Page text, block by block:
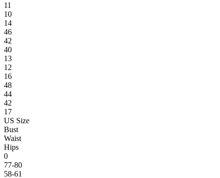
11
10
14
46
42
40
13
12
16
48
44
42
17
US Size
Bust
Waist
Hips
0
77-80
58-61